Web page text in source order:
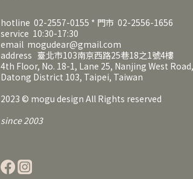
hotline 02-2557-0155 * 門市 02-2556-1656
service 10:30-17:30
email mogudear@gmail.com
address 臺北市103南京西路25巷18之1號4樓
4th Floor, No. 18-1, Lane 25, Nanjing West Road,
Datong District 103, Taipei, Taiwan
2023 © mogu design All Rights reserved
since 2003